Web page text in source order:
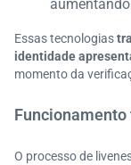
Essas tecnologias
identidade
momento da
O processo de